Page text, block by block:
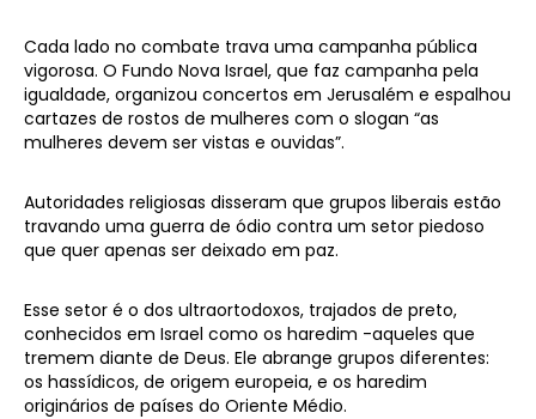
Cada lado no combate trava uma campanha pública
vigorosa. O Fundo Nova Israel, que faz campanha pela
igualdade, organizou concertos em Jerusalém e espalhou
cartazes de rostos de mulheres com o slogan “as
mulheres devem ser vistas e ouvidas”.
Autoridades religiosas disseram que grupos liberais estão
travando uma guerra de ódio contra um setor piedoso
que quer apenas ser deixado em paz.
Esse setor é o dos ultraortodoxos, trajados de preto,
conhecidos em Israel como os haredim -aqueles que
tremem diante de Deus. Ele abrange grupos diferentes:
os hassídicos, de origem europeia, e os haredim
originários de países do Oriente Médio.